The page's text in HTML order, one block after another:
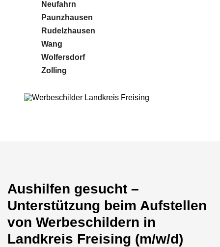
Neufahrn
Paunzhausen
Rudelzhausen
Wang
Wolfersdorf
Zolling
Aushilfen gesucht –
Unterstützung beim Aufstellen
von Werbeschildern in
Landkreis Freising (m/w/d)